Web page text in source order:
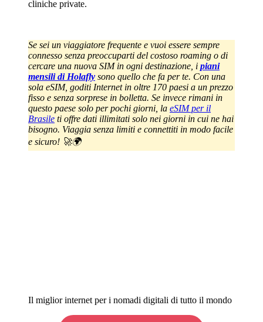
cliniche private.
Se sei un viaggiatore frequente e vuoi essere sempre
connesso senza preoccuparti del costoso roaming o di
cercare una nuova SIM in ogni destinazione, i piani
mensili di Holafly sono quello che fa per te. Con una
sola eSIM, goditi Internet in oltre 170 paesi a un prezzo
fisso e senza sorprese in bolletta. Se invece rimani in
questo paese solo per pochi giorni, la eSIM per il
Brasile ti offre dati illimitati solo nei giorni in cui ne hai
bisogno. Viaggia senza limiti e connettiti in modo facile
e sicuro! 🚀🌍
Il miglior internet per i nomadi digitali di tutto il mondo